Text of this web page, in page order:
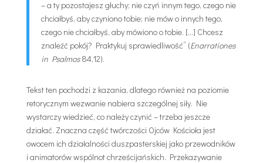
– a ty pozostajesz głuchy; nie czyń innym tego, czego nie
chciałbyś, aby czyniono tobie; nie mów o innych tego,
czego nie chciałbyś, aby mówiono o tobie. […] Chcesz
znaleźć pokój? Praktykuj sprawiedliwość” (Enarrationes
in Psalmos84,12).
Tekst ten pochodzi z kazania, dlatego również na poziomie
retorycznym wezwanie nabiera szczególnej siły. Nie
wystarczy wiedzieć, co należy czynić – trzeba jeszcze
działać. Znaczna część twórczości Ojców Kościoła jest
owocem ich działalności duszpasterskiej jako przewodników
i animatorów wspólnot chrześcijańskich. Przekazywanie